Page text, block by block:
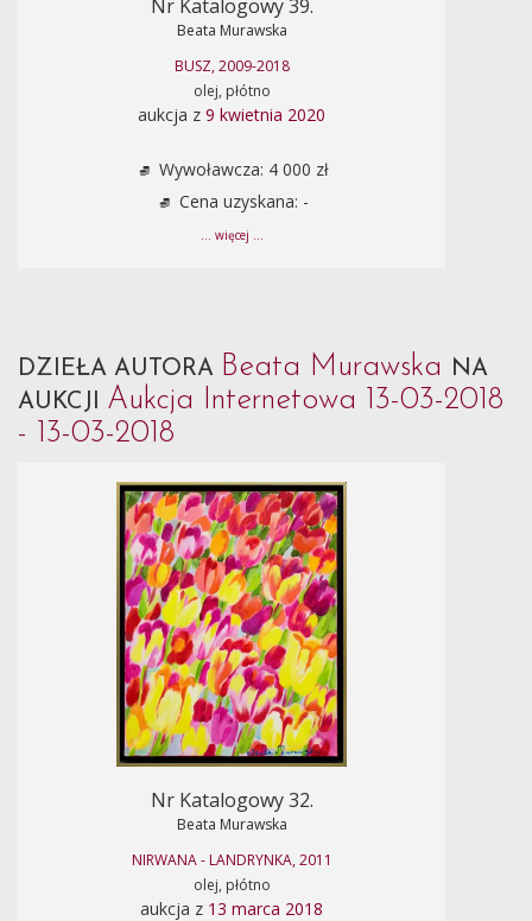
Nr Katalogowy 39.
Beata Murawska
BUSZ, 2009-2018
olej, płótno
aukcja z 9 kwietnia 2020
Wywoławcza: 4 000 zł
Cena uzyskana: -
... więcej ...
DZIEŁA AUTORA Beata Murawska NA
AUKCJI Aukcja Internetowa 13-03-2018
- 13-03-2018
Nr Katalogowy 32.
Beata Murawska
NIRWANA - LANDRYNKA, 2011
olej, płótno
aukcja z 13 marca 2018